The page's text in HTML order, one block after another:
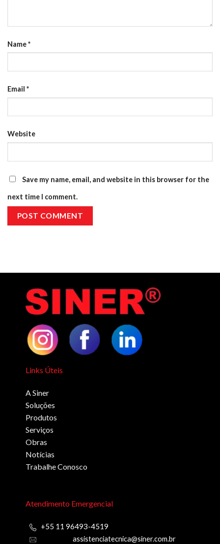
Name*
Email *
Website
Save my name, email, and website in this browser for the
next time I comment.
Links Úteis
A Siner
Soluções
Produtos
Serviços
Obras
Notícias
Trabalhe Conosco
Atendimento Emergencial
+55 11 96493-4519
assistenciatecnica@siner.com.br